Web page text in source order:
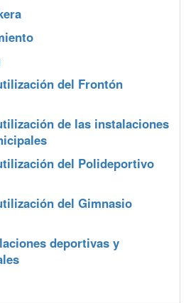
del Frontón
de las instalaciones
del Polideportivo
del Gimnasio
deportivas y